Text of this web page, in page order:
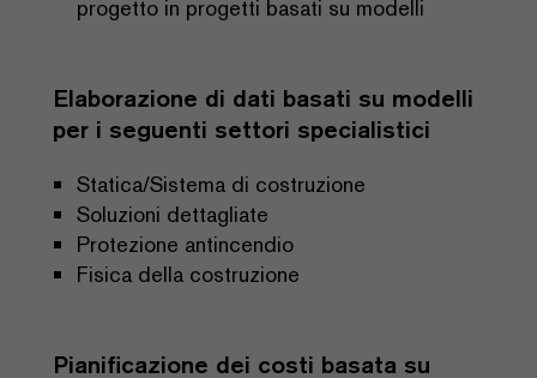
progetto in progetti basati su modelli
Elaborazione di dati basati su modelli
per i seguenti settori specialistici
Statica/Sistema di costruzione
Soluzioni dettagliate
Protezione antincendio
Fisica della costruzione
Pianificazione dei costi basata su